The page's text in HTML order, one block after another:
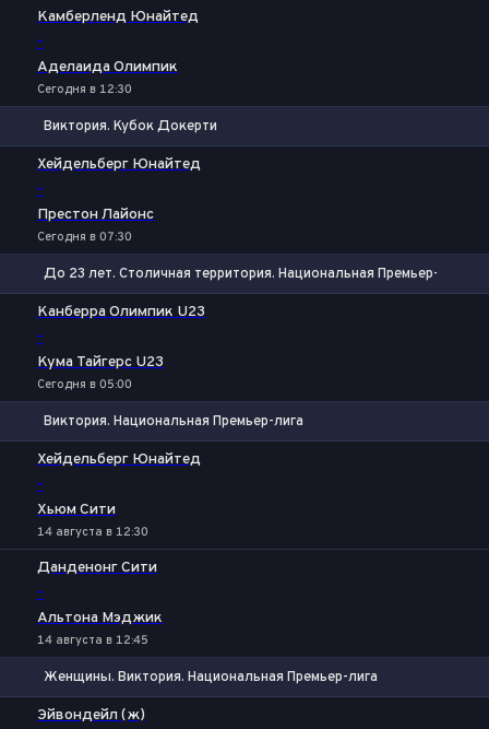
Камберленд Юнайтед
-
Аделаида Олимпик
Сегодня в 12:30
Виктория. Кубок Докерти
Хейдельберг Юнайтед
-
Престон Лайонс
Сегодня в 07:30
До 23 лет. Столичная территория. Национальная Премьер-лига
Канберра Олимпик U23
-
Кума Тайгерс U23
Сегодня в 05:00
Виктория. Национальная Премьер-лига
Хейдельберг Юнайтед
-
Хьюм Сити
14 августа в 12:30
Данденонг Сити
-
Альтона Мэджик
14 августа в 12:45
Женщины. Виктория. Национальная Премьер-лига
Эйвондейл (ж)